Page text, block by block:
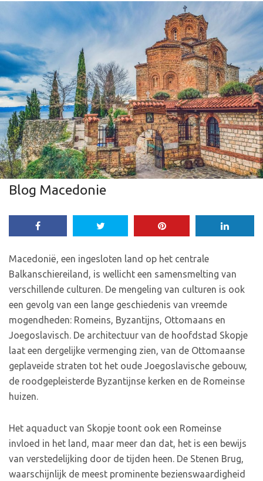
Blog Macedonie
Macedonië, een ingesloten land op het centrale
Balkanschiereiland, is wellicht een samensmelting van
verschillende culturen. De mengeling van culturen is ook
een gevolg van een lange geschiedenis van vreemde
mogendheden: Romeins, Byzantijns, Ottomaans en
Joegoslavisch. De architectuur van de hoofdstad Skopje
laat een dergelijke vermenging zien, van de Ottomaanse
geplaveide straten tot het oude Joegoslavische gebouw,
de roodgepleisterde Byzantijnse kerken en de Romeinse
huizen.
Het aquaduct van Skopje toont ook een Romeinse
invloed in het land, maar meer dan dat, het is een bewijs
van verstedelijking door de tijden heen. De Stenen Brug,
waarschijnlijk de meest prominente bezienswaardigheid